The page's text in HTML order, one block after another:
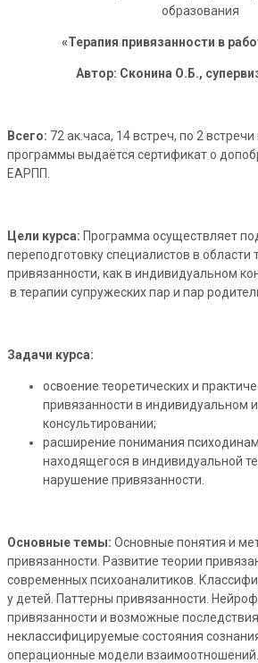
образования
«Терапия привязанности в
Автор: Сконина О.Б.,
Всего: 72 ак.часа, 14 встреч, по 2
программы выдаётся сертификат о
ЕАРПП.
Цели курса: Программа осуществляет
переподготовку специалистов в области
привязанности, как в индивидуальном
в терапии супружеских пар и пар
Задачи курса:
освоение теоретических и
привязанности в индивидуальном
консультировании;
расширение понимания
находящегося в индивидуальной
нарушение привязанности.
Основные темы: Основные понятия и
привязанности. Развитие теории
современных психоаналитиков.
у детей. Паттерны привязанности.
привязанности и возможные
неклассифицируемые состояния
операционные модели